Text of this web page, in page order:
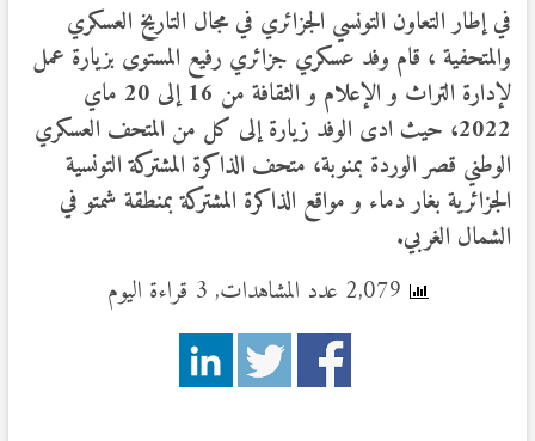
في إطار التعاون التونسي الجزائري في مجال التاريخ العسكري
والمتحفية ، قام وفد عسكري جزائري رفيع المستوى بزيارة عمل
لإدارة التراث و الإعلام و الثقافة من 16 إلى 20 ماي
2022، حيث ادى الوفد زيارة إلى كل من المتحف العسكري
الوطني قصر الوردة بمنوبة، متحف الذاكرة المشتركة التونسية
الجزائرية بغار دماء و مواقع الذاكرة المشتركة بمنطقة شمتو في
الشمال الغربي.